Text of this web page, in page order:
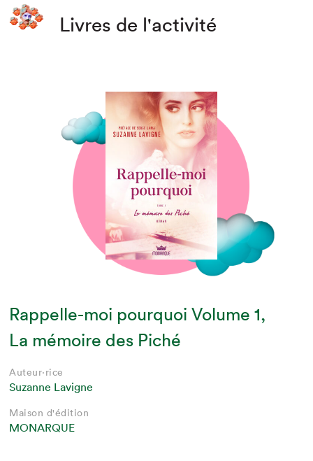
Livres de l'activité
Rappelle-moi pourquoi Volume 1,
La mémoire des Piché
Auteur·rice
Suzanne Lavigne
Maison d'édition
MONARQUE